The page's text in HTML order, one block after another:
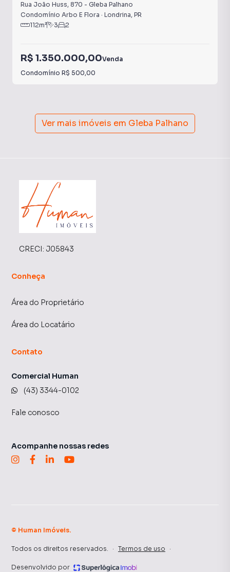
Rua João Huss, 870 - Gleba Palhano
Condomínio Arbo E Flora · Londrina, PR
112m² 3 2
R$ 1.350.000,00Venda
Condomínio R$ 500,00
Ver mais imóveis em Gleba Palhano
CRECI: J05843
Conheça
Área do Proprietário
Área do Locatário
Contato
Comercial Human
(43) 3344-0102
Fale conosco
Acompanhe nossas redes
© Human Imóveis.
Todos os direitos reservados. · Termos de uso ·
Desenvolvido por